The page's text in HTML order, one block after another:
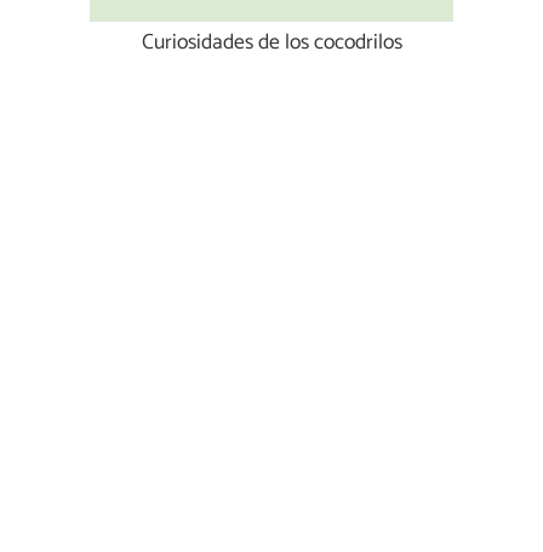
Curiosidades de los cocodrilos